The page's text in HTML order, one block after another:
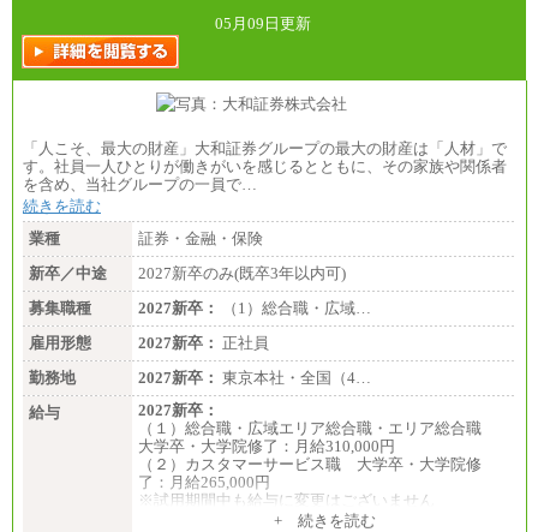
05月09日更新
「人こそ、最大の財産」大和証券グループの最大の財産は「人材」で
す。社員一人ひとりが働きがいを感じるとともに、その家族や関係者
を含め、当社グループの一員で…
続きを読む
業種
証券・金融・保険
新卒／中途
2027新卒のみ(既卒3年以内可)
募集職種
2027新卒：
（1）総合職・広域…
雇用形態
2027新卒： 正社員
勤務地
2027新卒： 東京本社・全国（4…
給与
2027新卒：
（１）総合職・広域エリア総合職・エリア総合職
大学卒・大学院修了：月給310,000円
（２）カスタマーサービス職 大学卒・大学院修
了：月給265,000円
※試用期間中も給与に変更はございません
+ 続きを読む